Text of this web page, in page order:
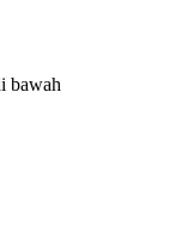
bawah